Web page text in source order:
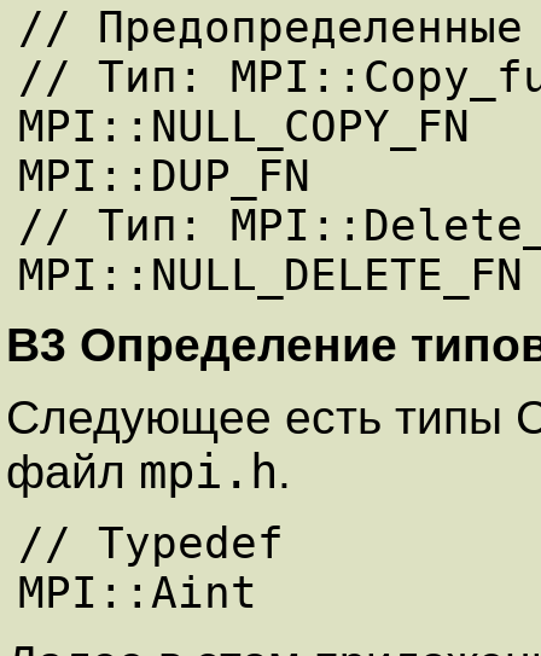
//
// Тип:
MPI::NULL_COPY_FN
MPI::DUP_FN
// Тип:
B3 Определение
Следующее есть типы
файл mpi.h.
// Typedef